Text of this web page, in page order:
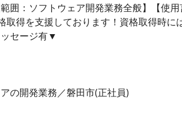
囲：ソフトウェア開発業務全般】【使
取得を支援しております！資格取得時
セージ有▼
の開発業務／磐田市(正社員)